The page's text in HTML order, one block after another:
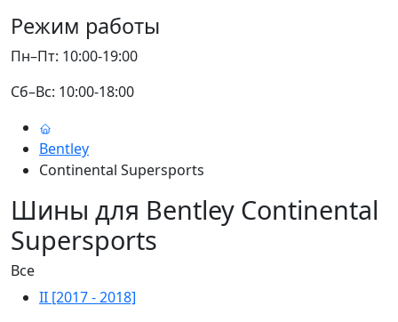
Режим работы
Пн–Пт: 10:00-19:00
Сб–Вс: 10:00-18:00
Bentley
Continental Supersports
Шины для Bentley Continental
Supersports
Все
II [2017 - 2018]